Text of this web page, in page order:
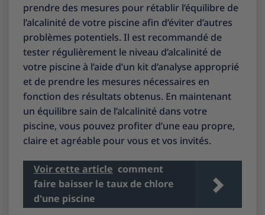
prendre des mesures pour rétablir l’équilibre de
l’alcalinité de votre piscine afin d’éviter d’autres
problèmes potentiels. Il est recommandé de
tester régulièrement le niveau d’alcalinité de
votre piscine à l’aide d’un kit d’analyse approprié
et de prendre les mesures nécessaires en
fonction des résultats obtenus. En maintenant
un équilibre sain de l’alcalinité dans votre
piscine, vous pouvez profiter d’une eau propre,
claire et agréable pour vous et vos invités.
Voir cette article comment
faire baisser le taux de chlore
d'une piscine